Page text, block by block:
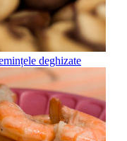
deghizate